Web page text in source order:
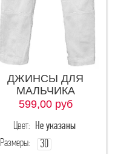
140-76
146-72
146-76
146
ДЖИНСЫ ДЛЯ
МАЛЬЧИКА
599,00руб
Цвет: Не указаны
Размеры:
30